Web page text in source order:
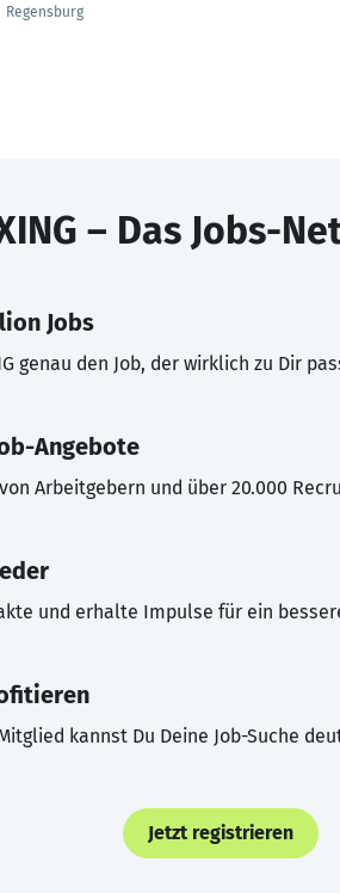
Regensburg
– Das Jobs-
Jobs
genau den Job, der wirklich zu Dir
Angebote
Arbeitgebern und über 20.000
und erhalte Impulse für ein
kannst Du Deine Job-Suche
Jetzt registrieren